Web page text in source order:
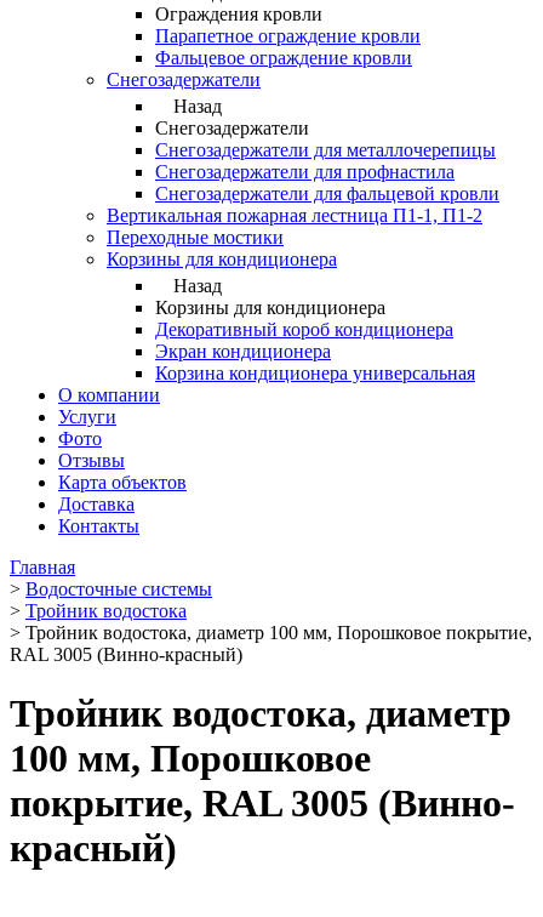
Ограждения кровли
Парапетное ограждение кровли
Фальцевое ограждение кровли
Снегозадержатели
Назад
Снегозадержатели
Снегозадержатели для металлочерепицы
Снегозадержатели для профнастила
Снегозадержатели для фальцевой кровли
Вертикальная пожарная лестница П1-1, П1-2
Переходные мостики
Корзины для кондиционера
Назад
Корзины для кондиционера
Декоративный короб кондиционера
Экран кондиционера
Корзина кондиционера универсальная
О компании
Услуги
Фото
Отзывы
Карта объектов
Доставка
Контакты
Главная
> Водосточные системы
> Тройник водостока
> Тройник водостока, диаметр 100 мм, Порошковое покрытие,
RAL 3005 (Винно-красный)
Тройник водостока, диаметр
100 мм, Порошковое
покрытие, RAL 3005 (Винно-
красный)